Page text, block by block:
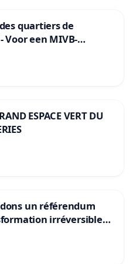
quartiers de
Voor een MIVB-
Strombeek en Het
ESPACE VERT DU
un référendum
irréversible